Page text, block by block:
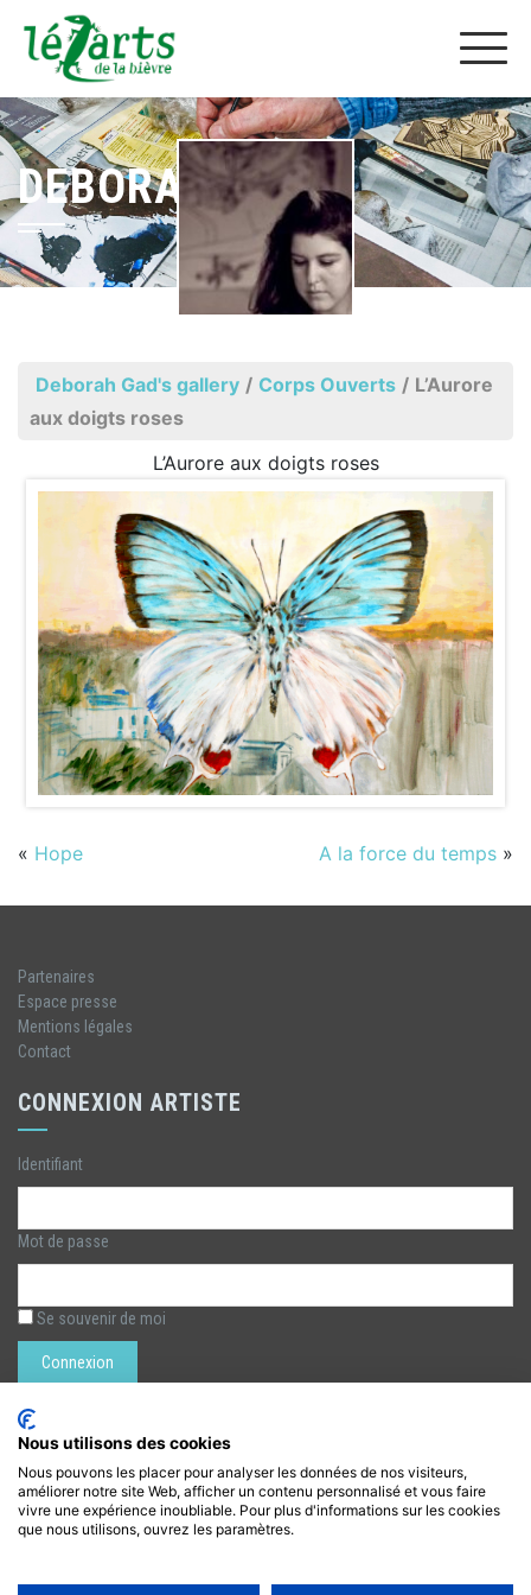
DEBORAH GAD
Deborah Gad's gallery / Corps Ouverts / L’Aurore
aux doigts roses
L’Aurore aux doigts roses
« Hope A la force du temps »
Partenaires
Espace presse
Mentions légales
Contact
CONNEXION ARTISTE
Identifiant
Mot de passe
Se souvenir de moi
Rechercher :
LÉZARTS DE LA BIÈVRE
https://www.lezarts-bievre.com
Nous utilisons des cookies
Nous pouvons les placer pour analyser les données de nos visiteurs,
améliorer notre site Web, afficher un contenu personnalisé et vous faire
vivre une expérience inoubliable. Pour plus d'informations sur les cookies
que nous utilisons, ouvrez les paramètres.